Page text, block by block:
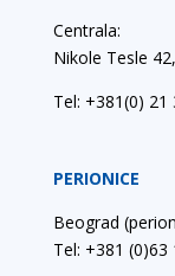
Centrala:
Nikole Tesle
Tel: +381(0) 21
PERIONICE
Beograd
Tel: +381 (0)63